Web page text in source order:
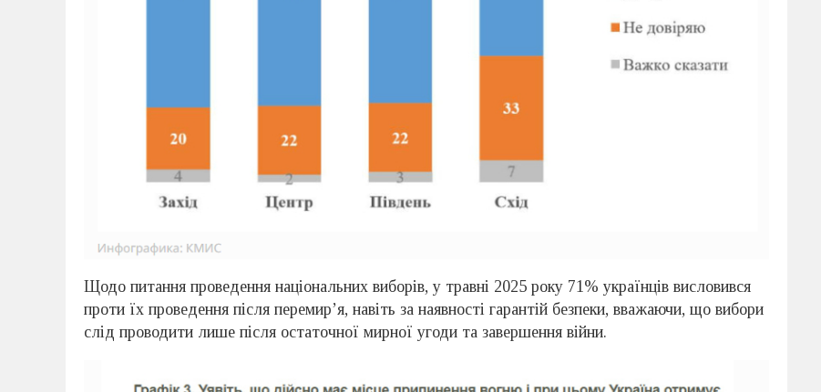
Щодо питання проведення національних виборів, у травні 2025 року 71% українців висловився
проти їх проведення після перемир’я, навіть за наявності гарантій безпеки, вважаючи, що вибори
слід проводити лише після остаточної мирної угоди та завершення війни.